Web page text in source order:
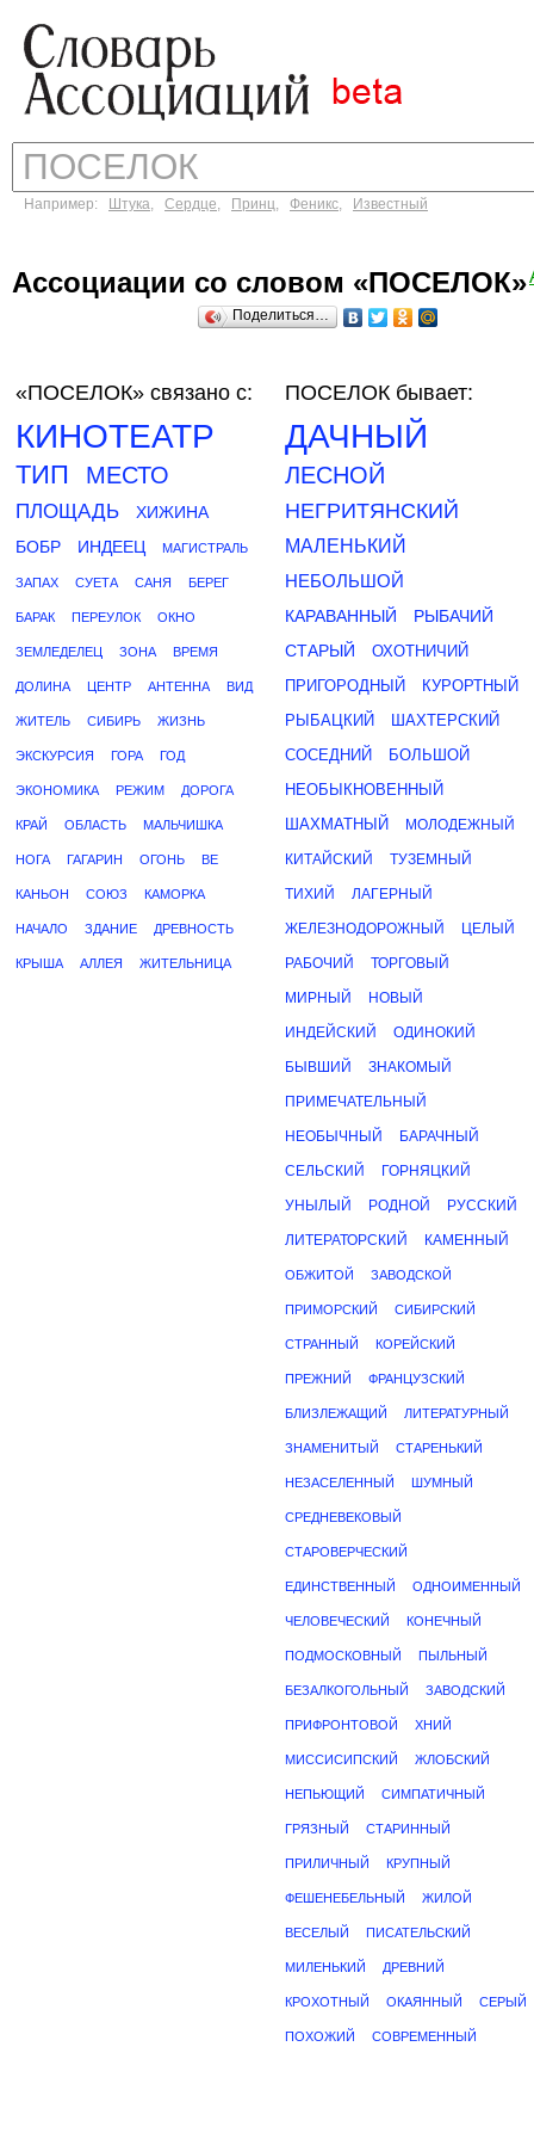
Например: Штука, Сердце, Принц, Феникс, Известный
Ассоциации со словом «ПОСЕЛОК»
Поделиться…
«ПОСЕЛОК» связано с:
КИНОТЕАТР
ТИП МЕСТО
ПЛОЩАДЬ
ХИЖИНА
БОБР
ИНДЕЕЦ МАГИСТРАЛЬ
ЗАПАХ СУЕТА САНЯ БЕРЕГ
БАРАК ПЕРЕУЛОК ОКНО
ЗЕМЛЕДЕЛЕЦ ЗОНА ВРЕМЯ
ДОЛИНА ЦЕНТР АНТЕННА ВИД
ЖИТЕЛЬ СИБИРЬ ЖИЗНЬ
ЭКСКУРСИЯ ГОРА ГОД
ЭКОНОМИКА РЕЖИМ ДОРОГА
КРАЙ ОБЛАСТЬ МАЛЬЧИШКА
НОГА ГАГАРИН ОГОНЬ ВЕ
КАНЬОН СОЮЗ КАМОРКА
НАЧАЛО ЗДАНИЕ ДРЕВНОСТЬ
КРЫША АЛЛЕЯ ЖИТЕЛЬНИЦА
ПОСЕЛОК бывает:
ДАЧНЫЙ
ЛЕСНОЙ
НЕГРИТЯНСКИЙ
МАЛЕНЬКИЙ
НЕБОЛЬШОЙ
КАРАВАННЫЙ
РЫБАЧИЙ
СТАРЫЙ
ОХОТНИЧИЙ
ПРИГОРОДНЫЙ
КУРОРТНЫЙ
РЫБАЦКИЙ
ШАХТЕРСКИЙ
СОСЕДНИЙ
БОЛЬШОЙ
НЕОБЫКНОВЕННЫЙ
ШАХМАТНЫЙ
МОЛОДЕЖНЫЙ
КИТАЙСКИЙ ТУЗЕМНЫЙ
ТИХИЙ ЛАГЕРНЫЙ
ЖЕЛЕЗНОДОРОЖНЫЙ ЦЕЛЫЙ
РАБОЧИЙ ТОРГОВЫЙ
МИРНЫЙ НОВЫЙ
ИНДЕЙСКИЙ ОДИНОКИЙ
БЫВШИЙ ЗНАКОМЫЙ
ПРИМЕЧАТЕЛЬНЫЙ
НЕОБЫЧНЫЙ БАРАЧНЫЙ
СЕЛЬСКИЙ ГОРНЯЦКИЙ
УНЫЛЫЙ РОДНОЙ РУССКИЙ
ЛИТЕРАТОРСКИЙ КАМЕННЫЙ
ОБЖИТОЙ ЗАВОДСКОЙ
ПРИМОРСКИЙ СИБИРСКИЙ
СТРАННЫЙ КОРЕЙСКИЙ
ПРЕЖНИЙ ФРАНЦУЗСКИЙ
БЛИЗЛЕЖАЩИЙ ЛИТЕРАТУРНЫЙ
ЗНАМЕНИТЫЙ СТАРЕНЬКИЙ
НЕЗАСЕЛЕННЫЙ ШУМНЫЙ
СРЕДНЕВЕКОВЫЙ
СТАРОВЕРЧЕСКИЙ
ЕДИНСТВЕННЫЙ ОДНОИМЕННЫЙ
ЧЕЛОВЕЧЕСКИЙ КОНЕЧНЫЙ
ПОДМОСКОВНЫЙ ПЫЛЬНЫЙ
БЕЗАЛКОГОЛЬНЫЙ ЗАВОДСКИЙ
ПРИФРОНТОВОЙ ХНИЙ
МИССИСИПСКИЙ ЖЛОБСКИЙ
НЕПЬЮЩИЙ СИМПАТИЧНЫЙ
ГРЯЗНЫЙ СТАРИННЫЙ
ПРИЛИЧНЫЙ КРУПНЫЙ
ФЕШЕНЕБЕЛЬНЫЙ ЖИЛОЙ
ВЕСЕЛЫЙ ПИСАТЕЛЬСКИЙ
МИЛЕНЬКИЙ ДРЕВНИЙ
КРОХОТНЫЙ ОКАЯННЫЙ СЕРЫЙ
ПОХОЖИЙ СОВРЕМЕННЫЙ